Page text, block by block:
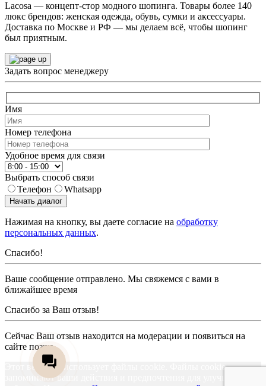
Lacosa — концепт-стор модного шопинга. Товары более 140
люкс брендов: женская одежда, обувь, сумки и аксессуары.
Доставка по Москве и РФ — мы делаем всё, чтобы шопинг
был приятным.
Задать вопрос менеджеру
Имя
Номер телефона
Удобное время для связи
Выбрать способ связи
Телефон
Whatsapp
Начать диалог
Нажимая на кнопку, вы даете согласие на обработку
персональных данных.
Спасибо!
Ваше сообщение отправлено. Мы свяжемся с вами в
ближайшее время
Спасибо за Ваш отзыв!
Сейчас Ваш отзыв находится на модерации и появиться на
сайте позже
Этот веб-сайт использует файлы cookie. Файлы cookie
запоминают ваши действия и предпочтения для улучшения